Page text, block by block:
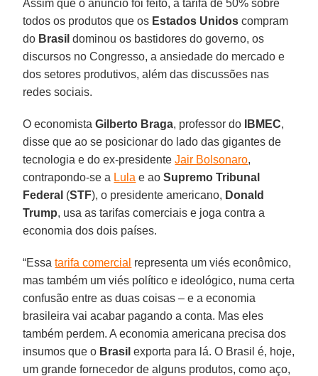
Assim que o anúncio foi feito, a tarifa de 50% sobre
todos os produtos que os Estados Unidos compram
do Brasil dominou os bastidores do governo, os
discursos no Congresso, a ansiedade do mercado e
dos setores produtivos, além das discussões nas
redes sociais.
O economistaGilberto Braga, professor do IBMEC,
disse que ao se posicionar do lado das gigantes de
tecnologia e do ex-presidenteJair Bolsonaro,
contrapondo-se a Lula e aoSupremo Tribunal
Federal (STF), o presidente americano, Donald
Trump, usa as tarifas comerciais e joga contra a
economia dos dois países.
“Essatarifa comercial representa um viés econômico,
mas também um viés político e ideológico, numa certa
confusão entre as duas coisas – e a economia
brasileira vai acabar pagando a conta. Mas eles
também perdem. A economia americana precisa dos
insumos que o Brasil exporta para lá. O Brasil é, hoje,
um grande fornecedor de alguns produtos, como aço,